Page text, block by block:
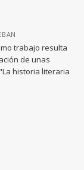
trabajo resulta
de unas
historia literaria